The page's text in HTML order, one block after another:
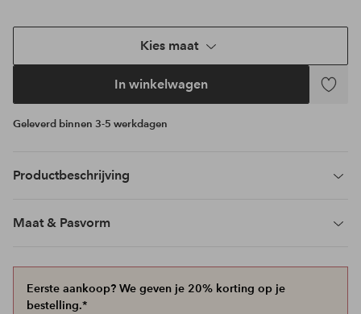
Kies maat
In winkelwagen
Geleverd binnen 3-5 werkdagen
Productbeschrijving
Maat & Pasvorm
Eerste aankoop? We geven je 20% korting op je
bestelling.*